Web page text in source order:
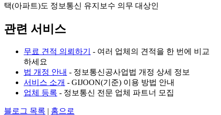
택(아파트)도 정보통신 유지보수 의무 대상인
관련 서비스
무료 견적 의뢰하기
- 여러 업체의 견적을 한 번에 비교
하세요
법 개정 안내 - 정보통신공사업법 개정 상세 정보
서비스 소개 - GIJOON(기준) 이용 방법 안내
업체 등록 - 정보통신 전문 업체 파트너 모집
블로그 목록 | 홈으로